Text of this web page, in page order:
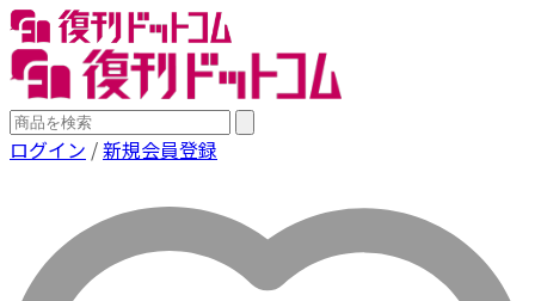
ログイン /新規会員登録